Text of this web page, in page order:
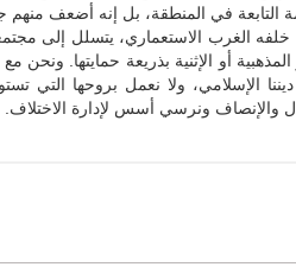
التابعة في المنطقة، بل إنه أضعف منهم
خلفه الغرب الاستعماري، يتسلل إلى
أو الإثنية بذريعة حمايتها. ونحن
ديننا الإسلامي، ولا نعمل بروحها التي
والإنصاف ونرسي أسس لإدارة الاختلاف.